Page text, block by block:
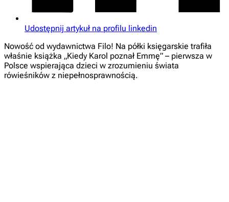
Udostępnij artykuł na profilu linkedin
Nowość od wydawnictwa Filo! Na półki księgarskie trafiła
właśnie książka „Kiedy Karol poznał Emmę” – pierwsza w
Polsce wspierająca dzieci w zrozumieniu świata
rówieśników z niepełnosprawnością.